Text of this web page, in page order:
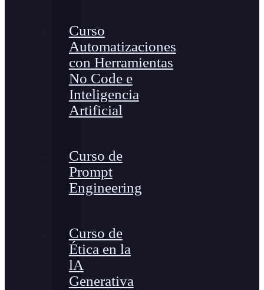
Curso
Automatizaciones
con Herramientas
No Code e
Inteligencia
Artificial
Curso de
Prompt
Engineering
Curso de
Ética en la
lA
Generativa